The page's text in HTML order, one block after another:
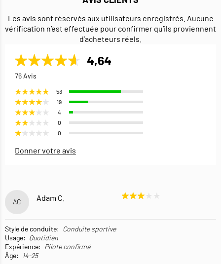
Les avis sont réservés aux utilisateurs enregistrés. Aucune
vérification n’est effectuée pour confirmer qu’ils proviennent
d’acheteurs réels.
4,64
76 Avis
53
19
4
0
0
Donner votre avis
AC Adam C.
Style de conduite: Conduite sportive
Usage: Quotidien
Expérience: Pilote confirmé
Âge:
14-25